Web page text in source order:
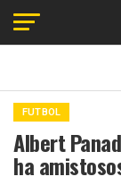
FUTBOL
Albert
ha